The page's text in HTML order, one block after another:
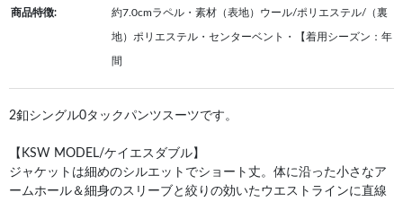
商品特徴: 約7.0cmラペル・素材（表地）ウール/ポリエステル/（裏
地）ポリエステル・センターベント・【着用シーズン：年
間
2釦シングル0タックパンツスーツです。
【KSW MODEL/ケイエスダブル】
ジャケットは細めのシルエットでショート丈。体に沿った小さなア
ームホール＆細身のスリーブと絞りの効いたウエストラインに直線